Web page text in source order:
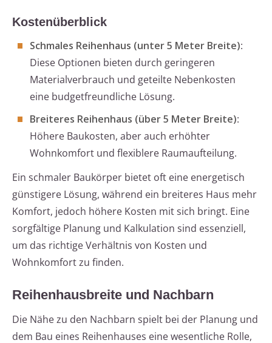
Kostenüberblick
Schmales Reihenhaus (unter 5 Meter Breite):
Diese Optionen bieten durch geringeren
Materialverbrauch und geteilte Nebenkosten
eine budgetfreundliche Lösung.
Breiteres Reihenhaus (über 5 Meter Breite):
Höhere Baukosten, aber auch erhöhter
Wohnkomfort und flexiblere Raumaufteilung.
Ein schmaler Baukörper bietet oft eine energetisch
günstigere Lösung, während ein breiteres Haus mehr
Komfort, jedoch höhere Kosten mit sich bringt. Eine
sorgfältige Planung und Kalkulation sind essenziell,
um das richtige Verhältnis von Kosten und
Wohnkomfort zu finden.
Reihenhausbreite und Nachbarn
Die Nähe zu den Nachbarn spielt bei der Planung und
dem Bau eines Reihenhauses eine wesentliche Rolle,